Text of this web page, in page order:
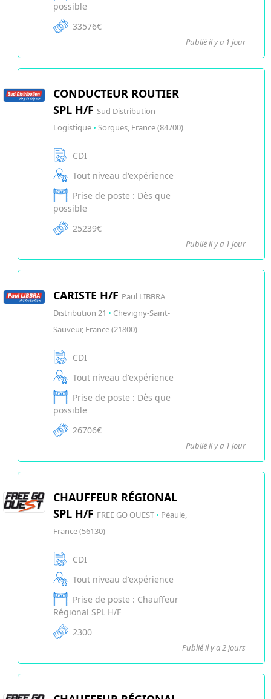
possible
33576€
Publié il y a 1 jour
CONDUCTEUR ROUTIER
SPL H/F Sud Distribution
Logistique • Sorgues, France (84700)
CDI
Tout niveau d'expérience
Prise de poste : Dès que
possible
25239€
Publié il y a 1 jour
CARISTE H/F Paul LIBBRA
Distribution 21 • Chevigny-Saint-
Sauveur, France (21800)
CDI
Tout niveau d'expérience
Prise de poste : Dès que
possible
26706€
Publié il y a 1 jour
CHAUFFEUR RÉGIONAL
SPL H/F FREE GO OUEST • Péaule,
France (56130)
CDI
Tout niveau d'expérience
Prise de poste : Chauffeur
Régional SPL H/F
2300
Publié il y a 2 jours